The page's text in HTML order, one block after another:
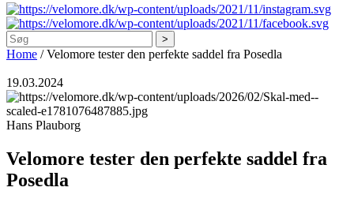
Søg
Home /Velomore tester den perfekte saddel fra Posedla
19.03.2024
Hans Plauborg
Velomore tester den perfekte saddel fra
Posedla